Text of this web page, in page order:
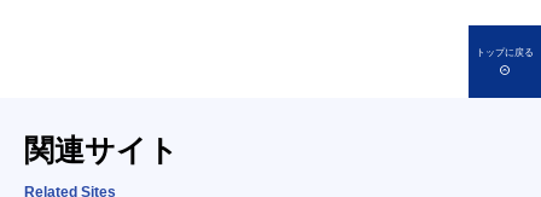
トップに戻る
関連サイト
Related Sites